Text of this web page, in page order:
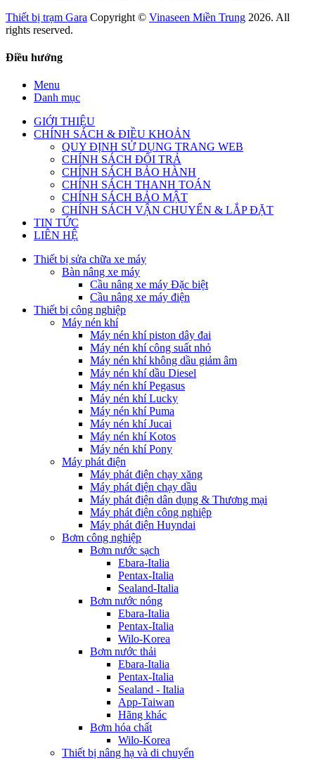
Thiết bị trạm Gara Copyright © Vinaseen Miền Trung 2026. All
rights reserved.
Điều hướng
Menu
Danh mục
GIỚI THIỆU
CHÍNH SÁCH & ĐIỀU KHOẢN
QUY ĐỊNH SỬ DỤNG TRANG WEB
CHÍNH SÁCH ĐỔI TRẢ
CHÍNH SÁCH BẢO HÀNH
CHÍNH SÁCH THANH TOÁN
CHÍNH SÁCH BẢO MẬT
CHÍNH SÁCH VẬN CHUYỂN & LẮP ĐẶT
TIN TỨC
LIÊN HỆ
Thiết bị sửa chữa xe máy
Bàn nâng xe máy
Cầu nâng xe máy Đặc biệt
Cầu nâng xe máy điện
Thiết bị công nghiệp
Máy nén khí
Máy nén khí piston dây đai
Máy nén khí công suất nhỏ
Máy nén khí không dầu giảm âm
Máy nén khí dầu Diesel
Máy nén khí Pegasus
Máy nén khí Lucky
Máy nén khí Puma
Máy nén khí Jucai
Máy nén khí Kotos
Máy nén khí Pony
Máy phát điện
Máy phát điện chạy xăng
Máy phát điện chạy dầu
Máy phát điện dân dụng & Thương mại
Máy phát điện công nghiệp
Máy phát điện Huyndai
Bơm công nghiệp
Bơm nước sạch
Ebara-Italia
Pentax-Italia
Sealand-Italia
Bơm nước nóng
Ebara-Italia
Pentax-Italia
Wilo-Korea
Bơm nước thải
Ebara-Italia
Pentax-Italia
Sealand - Italia
App-Taiwan
Hãng khác
Bơm hóa chất
Wilo-Korea
Thiết bị nâng hạ và di chuyển